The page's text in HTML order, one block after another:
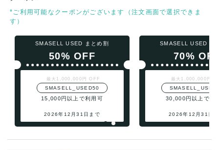
*ご利用可能なクーポンがございます（注文画面で選択できま
す）
SMASELL USED まとめ割
50% OFF
最大1,000,000円 OFF
SMASELL_USED50
15,000円以上で利用可
2026年12月31日まで
SMASELL USED ま
70%
最大1,000,000円
30,000円以上で利
2026年12月31日